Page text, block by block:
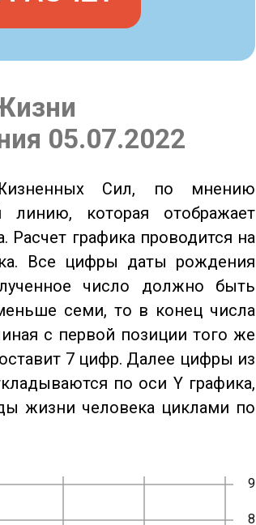
05.07.2022
Сил, по мнению
линию, которая отображает
Расчет графика проводится на
Все цифры даты рождения
число должно быть
семи, то в конец числа
с первой позиции того же
7 цифр. Далее цифры из
по оси Y графика,
жизни человека циклами по